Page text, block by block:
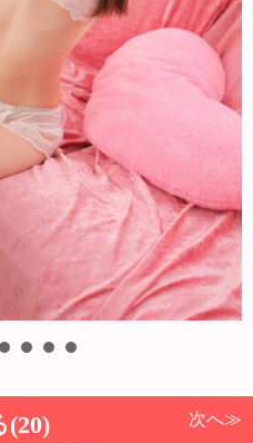
次へ≫
(20)